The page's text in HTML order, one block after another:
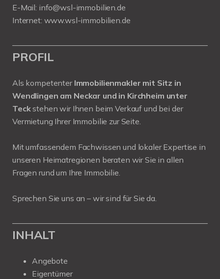
E-Mail: info@wsl-immobilien.de
Internet: www.wsl-immobilien.de
PROFIL
Als kompetenter Immobilienmakler mit Sitz in
Wendlingen am Neckar und in Kirchheim unter
Teckstehen wir Ihnen beim Verkauf und bei der
Vermietung Ihrer Immobilie zur Seite.
Mit umfassendem Fachwissen und lokaler Expertise in
unseren Heimatregionen beraten wir Sie in allen
Fragen rund um Ihre Immobilie.
Sprechen Sie uns an – wir sind für Sie da.
INHALT
Angebote
Eigentümer